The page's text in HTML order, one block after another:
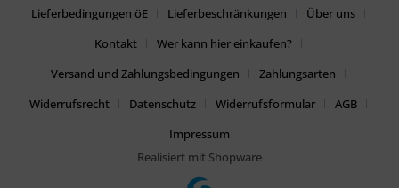
Lieferbedingungen öE
Lieferbeschränkungen
Über uns
Kontakt
Wer kann hier einkaufen?
Versand und Zahlungsbedingungen
Zahlungsarten
Widerrufsrecht
Datenschutz Widerrufsformular
AGB
Impressum
Realisiert mit Shopware